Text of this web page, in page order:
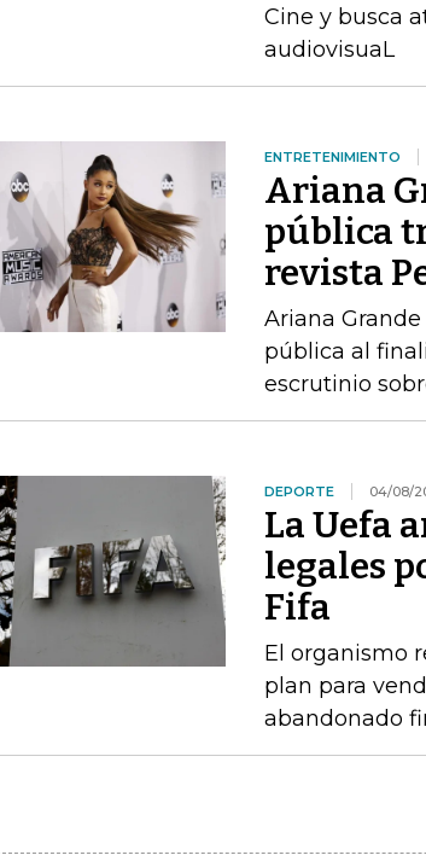
Cine y busca
audiovisuaL
ENTRETENIMIENTO
Ariana
pública
revista
Ariana
pública al
escrutinio
DEPORTE 04/08/
La Uefa
legales
Fifa
El organismo
plan para
abandonado